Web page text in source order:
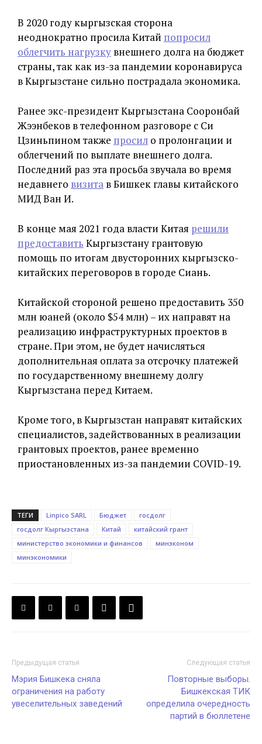
В 2020 году кыргызская сторона
неоднократно просила Китай попросил
облегчить нагрузку внешнего долга на бюджет
страны, так как из-за пандемии коронавируса
в Кыргызстане сильно пострадала экономика.
Ранее экс-президент Кыргызстана Сооронбай
Жээнбеков в телефонном разговоре с Си
Цзиньпином также просил о пролонгации и
облегчений по выплате внешнего долга.
Последний раз эта просьба звучала во время
недавнего визита в Бишкек главы китайского
МИД Ван И.
В конце мая 2021 года власти Китая решили
предоставить Кыргызстану грантовую
помощь по итогам двусторонних кыргызско-
китайских переговоров в городе Сиань.
Китайской стороной решено предоставить 350
млн юаней (около $54 млн) – их направят на
реализацию инфраструктурных проектов в
стране. При этом, не будет начисляться
дополнительная оплата за отсрочку платежей
по государственному внешнему долгу
Кыргызстана перед Китаем.
Кроме того, в Кыргызстан направят китайских
специалистов, задействованных в реализации
грантовых проектов, ранее временно
приостановленных из-за пандемии COVID-19.
ТЕГИ Linpico SARL Бюджет
госдолг
госдолг Кыргызстана
Китай
китайский грант
министерство экономики и финансов
минэконом
минэкономики
Предыдущая статья
Мэрия Бишкека сняла
ограничения на работу
увеселительных заведений
Следующая статья
Повторные выборы.
Бишкекская ТИК
определила очередность
партий в бюллетене